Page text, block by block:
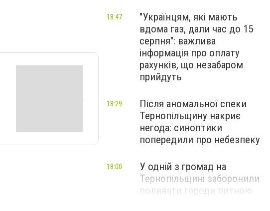
"Українцям, які мають
вдома газ, дали час до 15
серпня": важлива
інформація про оплату
рахунків, що незабаром
прийдуть
18:47
Після аномальної спеки
Тернопільщину накриє
негода: синоптики
попередили про небезпеку
18:29
У одній з громад на
Тернопільщині заборонили
поливати городи питною
18:00